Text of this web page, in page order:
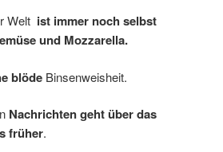
Welt ist immer noch selbst
und Mozzarella.
blöde Binsenweisheit.
Nachrichten geht über das
früher.